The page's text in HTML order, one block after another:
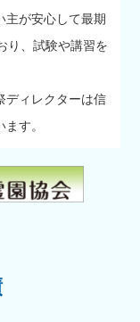
主が安心して最期
り、試験や講習を
ディレクターは信
す。